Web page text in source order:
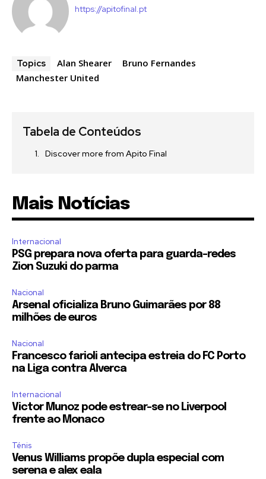
https://apitofinal.pt
Topics Alan Shearer
Bruno Fernandes
Manchester United
Tabela de Conteúdos
Discover more from Apito Final
Mais Notícias
Internacional
PSG prepara nova oferta para guarda-redes
Zion Suzuki do parma
Nacional
Arsenal oficializa Bruno Guimarães por 88
milhões de euros
Nacional
Francesco farioli antecipa estreia do FC Porto
na Liga contra Alverca
Internacional
Victor Munoz pode estrear-se no Liverpool
frente ao Monaco
Ténis
Venus Williams propõe dupla especial com
serena e alex eala